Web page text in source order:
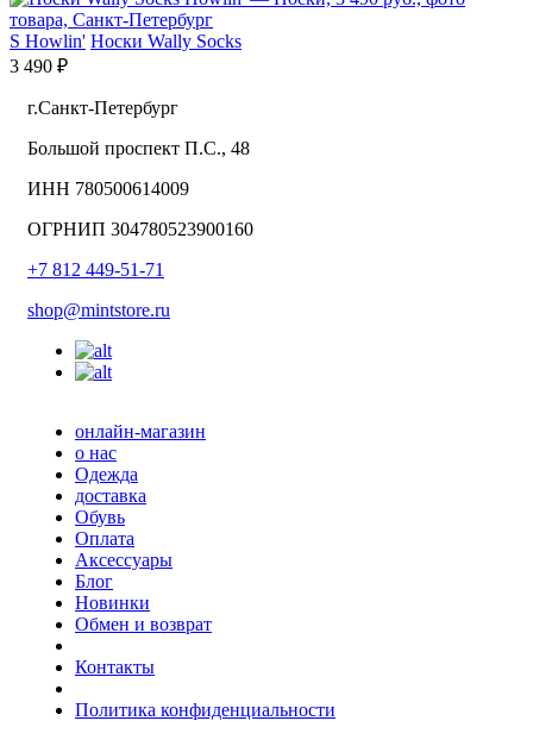
S Howlin' Носки Wally Socks
3 490 ₽
г.Санкт-Петербург
Большой проспект П.С., 48
ИНН 780500614009
ОГРНИП 304780523900160
+7 812 449-51-71
shop@mintstore.ru
онлайн-магазин
о нас
Одежда
доставка
Обувь
Оплата
Аксессуары
Блог
Новинки
Обмен и возврат
Контакты
Политика конфиденциальности